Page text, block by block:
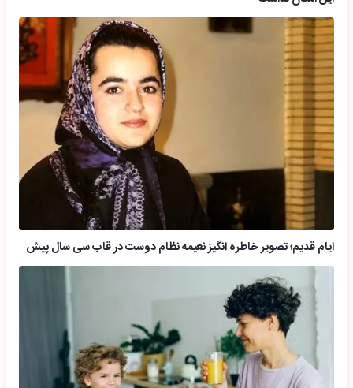
ایام قدیم؛ تصویر خاطره انگیز نعیمه نظام دوست در قاب سی سال پیش